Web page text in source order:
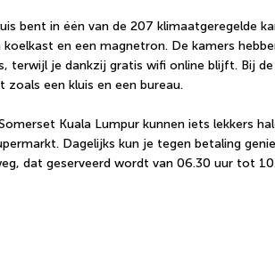
bent in één van de 207 klimaatgeregelde
koelkast en een magnetron. De kamers
terwijl je dankzij gratis wifi online blijft. Bij
zoals een kluis en een bureau.
Kuala Lumpur kunnen iets lekkers
Dagelijks kun je tegen betaling
dat geserveerd wordt van 06.30 uur tot